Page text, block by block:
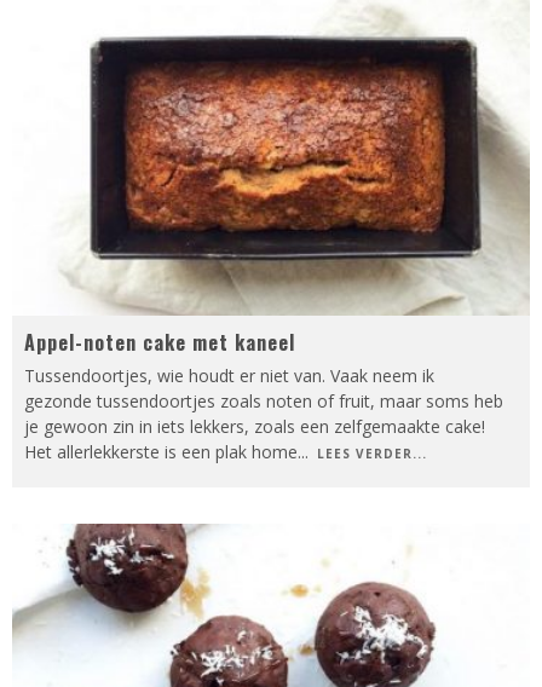
Appel-noten cake met kaneel
Tussendoortjes, wie houdt er niet van. Vaak neem ik
gezonde tussendoortjes zoals noten of fruit, maar soms heb
je gewoon zin in iets lekkers, zoals een zelfgemaakte cake!
Het allerlekkerste is een plak home... LEES VERDER...